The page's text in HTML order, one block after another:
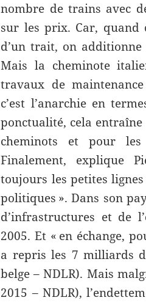
nombre de trains avec
sur les prix. Car, quand
d’un trait, on
Mais la cheminote
travaux de
c’est l’anarchie en
ponctualité, cela
cheminots et pour les
Finalement, explique
toujours les petites
politiques ». Dans son
d’infrastructures et de
2005. Et « en échange,
a repris les 7 milliards
belge – NDLR). Mais
2015 – NDLR),